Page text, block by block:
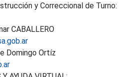
y Correccional de Turno:
CABALLERO
Domingo Ortíz